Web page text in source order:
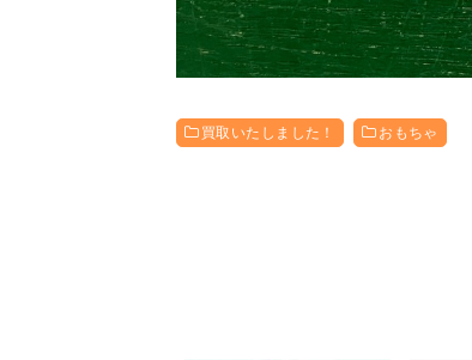
買取いたしました！ おもちゃ